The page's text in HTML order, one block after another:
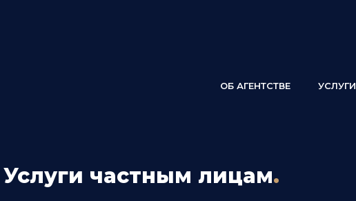
ОБ АГЕНТСТВЕ УСЛУГИ
Услуги частным лицам.